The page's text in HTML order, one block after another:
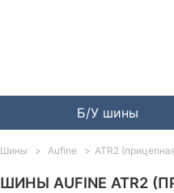
Б/У шины
ШИНЫ AUFINE ATR2
Шины Aufine ATR2